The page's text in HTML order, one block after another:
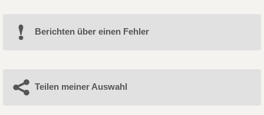
Berichten über einen Fehler
Teilen meiner Auswahl